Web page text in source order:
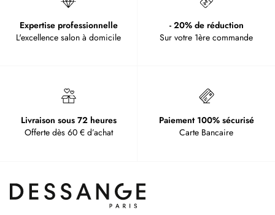
Expertise professionnelle
L'excellence salon à domicile
- 20% de réduction
Sur votre 1ère commande
Livraison sous 72 heures
Offerte dès 60 € d’achat
Paiement 100% sécurisé
Carte Bancaire